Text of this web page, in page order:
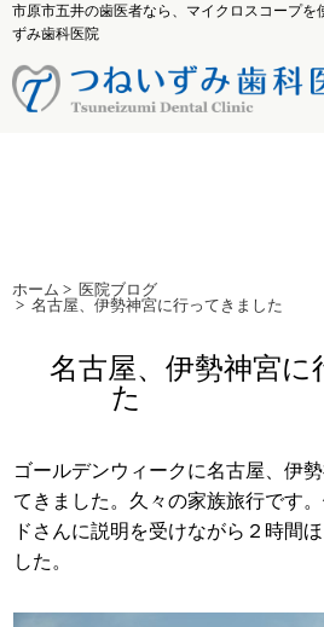
市原市五井の歯医者なら、マイクロスコープ
ずみ歯科医院
ホーム > 医院ブログ
> 名古屋、伊勢神宮に行って
名古屋、伊勢神宮に
た
ゴールデンウィークに名古屋、伊
てきました。久々の家族旅行です
ドさんに説明を受けながら２時間
した。